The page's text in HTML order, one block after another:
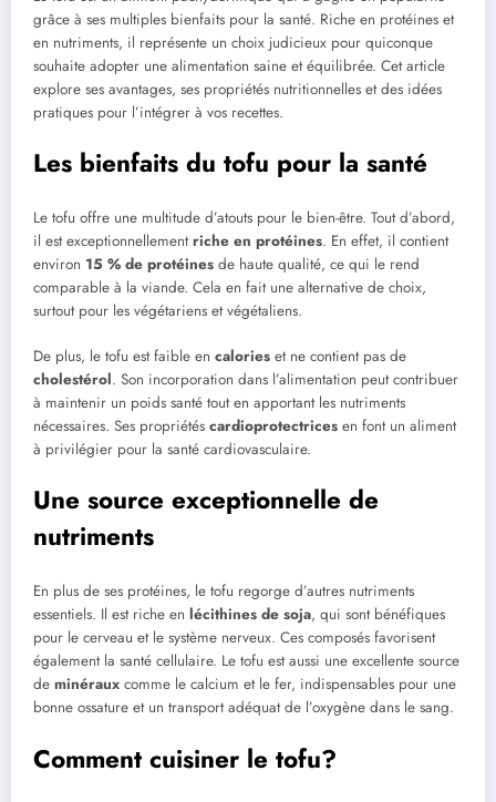
grâce à ses multiples bienfaits pour la santé. Riche en protéines et
en nutriments, il représente un choix judicieux pour quiconque
souhaite adopter une alimentation saine et équilibrée. Cet article
explore ses avantages, ses propriétés nutritionnelles et des idées
pratiques pour l’intégrer à vos recettes.
Les bienfaits du tofu pour la santé
Le tofu offre une multitude d’atouts pour le bien-être. Tout d’abord,
il est exceptionnellementriche en protéines. En effet, il contient
environ 15 % de protéines de haute qualité, ce qui le rend
comparable à la viande. Cela en fait une alternative de choix,
surtout pour les végétariens et végétaliens.
De plus, le tofu est faible en calories et ne contient pas de
cholestérol. Son incorporation dans l’alimentation peut contribuer
à maintenir un poids santé tout en apportant les nutriments
nécessaires. Ses propriétés cardioprotectrices en font un aliment
à privilégier pour la santé cardiovasculaire.
Une source exceptionnelle de
nutriments
En plus de ses protéines, le tofu regorge d’autres nutriments
essentiels. Il est riche en lécithines de soja, qui sont bénéfiques
pour le cerveau et le système nerveux. Ces composés favorisent
également la santé cellulaire. Le tofu est aussi une excellente source
de minéraux comme le calcium et le fer, indispensables pour une
bonne ossature et un transport adéquat de l’oxygène dans le sang.
Comment cuisiner le tofu?